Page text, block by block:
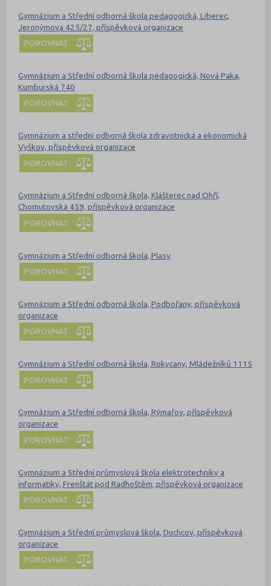
Gymnázium a Střední odborná škola pedagogická, Liberec,
Jeronýmova 425/27, příspěvková organizace
POROVNAT
Gymnázium a Střední odborná škola pedagogická, Nová Paka,
Kumburská 740
POROVNAT
Gymnázium a střední odborná škola zdravotnická a ekonomická
Vyškov, příspěvková organizace
POROVNAT
Gymnázium a Střední odborná škola, Klášterec nad Ohří,
Chomutovská 459, příspěvková organizace
POROVNAT
Gymnázium a Střední odborná škola, Plasy
POROVNAT
Gymnázium a Střední odborná škola, Podbořany, příspěvková
organizace
POROVNAT
Gymnázium a Střední odborná škola, Rokycany, Mládežníků 1115
POROVNAT
Gymnázium a Střední odborná škola, Rýmařov, příspěvková
organizace
POROVNAT
Gymnázium a Střední průmyslová škola elektrotechniky a
informatiky, Frenštát pod Radhoštěm, příspěvková organizace
POROVNAT
Gymnázium a Střední průmyslová škola, Duchcov, příspěvková
organizace
POROVNAT